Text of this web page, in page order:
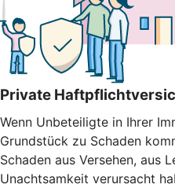
Private
Wenn Unbeteiligte in Ihrer
Grundstück zu Schaden
Schaden aus Versehen, aus
Unachtsamkeit verursacht